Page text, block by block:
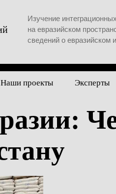
Изучение
на евразийском
сведений о евразийском
Наши проекты Эксперты